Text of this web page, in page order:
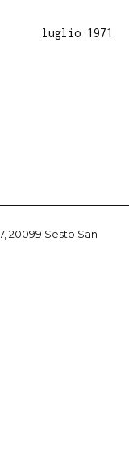
luglio 1971
20099 Sesto San